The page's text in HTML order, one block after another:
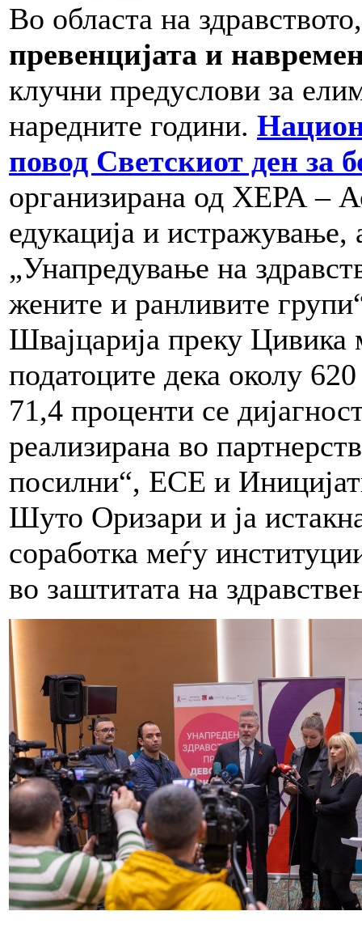
Во областа на
превенцијата и
клучни предуслови за
наредните години.
повод Светскиот ден за
организирана од ХЕРА –
едукација и истражување,
„Унапредување на
жените и ранливите
Швајцарија преку Цивика
податоците дека околу
71,4 проценти се
реализирана во
посилни“, ЕСЕ и
Шуто Оризари и ја
соработка меѓу
во заштитата на